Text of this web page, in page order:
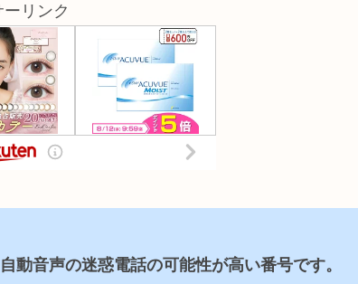
ーリンク
動音声の迷惑電話の可能性が高い番号です。